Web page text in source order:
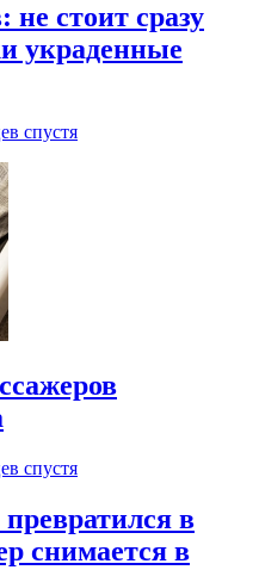
не стоит сразу
украденные
спустя
спустя
в
снимается в